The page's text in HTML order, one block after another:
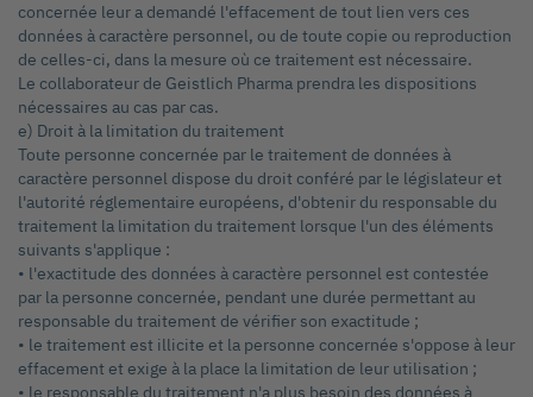
concernée leur a demandé l'effacement de tout lien vers ces
données à caractère personnel, ou de toute copie ou reproduction
de celles-ci, dans la mesure où ce traitement est nécessaire.
Le collaborateur de Geistlich Pharma prendra les dispositions
nécessaires au cas par cas.
e) Droit à la limitation du traitement
Toute personne concernée par le traitement de données à
caractère personnel dispose du droit conféré par le législateur et
l'autorité réglementaire européens, d'obtenir du responsable du
traitement la limitation du traitement lorsque l'un des éléments
suivants s'applique :
• l'exactitude des données à caractère personnel est contestée
par la personne concernée, pendant une durée permettant au
responsable du traitement de vérifier son exactitude ;
• le traitement est illicite et la personne concernée s'oppose à leur
effacement et exige à la place la limitation de leur utilisation ;
• le responsable du traitement n'a plus besoin des données à